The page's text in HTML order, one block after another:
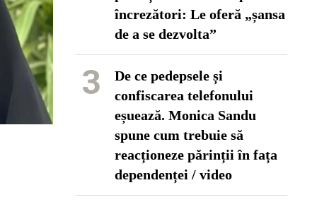
încrezători: Le oferă „șansa
de a se dezvolta”
3
De ce pedepsele și
confiscarea telefonului
eșuează. Monica Sandu
spune cum trebuie să
reacționeze părinții în fața
dependenței / video